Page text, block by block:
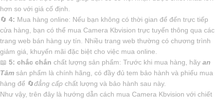
hơn so với giá cố định.
🔄 4: Mua hàng online: Nếu bạn không có thời gian để đến trực tiếp
cửa hàng, bạn có thể mua Camera Kbvision trực tuyến thông qua các
trang web bán hàng uy tín. Nhiều trang web thường có chương trình
giảm giá, khuyến mãi đặc biệt cho việc mua online.
📖 5: chắc chắn chất lượng sản phẩm: Trước khi mua hàng, hãy an
Tâm sản phẩm là chính hãng, có đầy đủ tem bảo hành và phiếu mua
hàng để 🔄đẳng cấp chất lượng và bảo hành sau này.
Như vậy, trên đây là hướng dẫn cách mua Camera Kbvision với chiết